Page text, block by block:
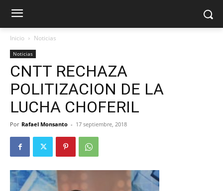
Inicio Noticias
Noticias
CNTT RECHAZA
POLITIZACION DE LA
LUCHA CHOFERIL
Por Rafael Monsanto - 17 septiembre, 2018